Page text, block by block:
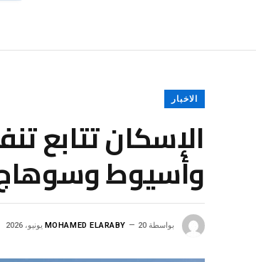
الاخبار
الإسكان تتابع
وأسيوط
بواسطة MOHAMED ELARABY 20 يونيو، 2026